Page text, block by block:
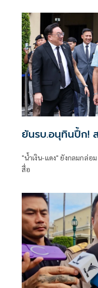
"น้ำเงิน-แดง" ยังกลมกล่
สื่อ